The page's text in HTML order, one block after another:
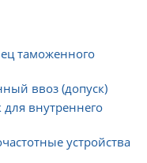
таможенного
ввоз (допуск)
внутреннего
устройства